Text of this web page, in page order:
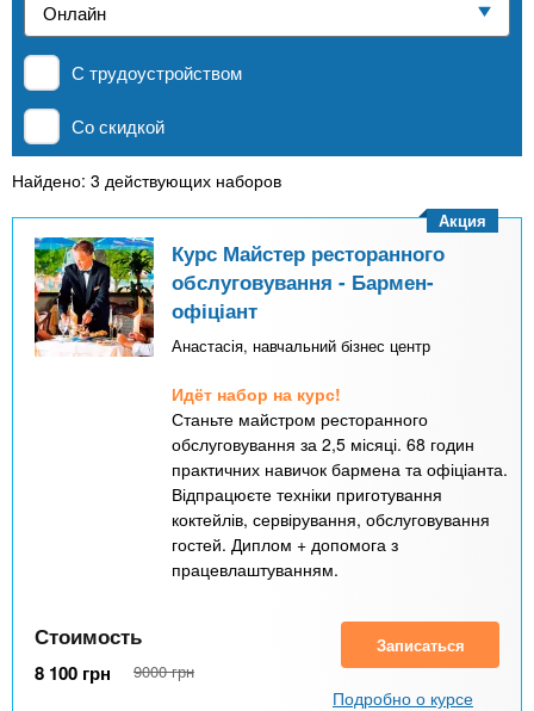
n
t
s
.
n
е
д
е
Частные школы
Онлайн курсы
За рубежом
С трудоустройством
Со скидкой
Найдено: 3 действующих наборов
Курс Майстер ресторанного
обслуговування - Бармен-
офіціант
Анастасія, навчальний бізнес центр
Идёт набор на курс!
Станьте майстром ресторанного
обслуговування за 2,5 місяці. 68 годин
практичних навичок бармена та офіціанта.
Відпрацюєте техніки приготування
коктейлів, сервірування, обслуговування
гостей. Диплом + допомога з
працевлаштуванням.
Акция
Стоимость
8 100 грн 9000 грн
Записаться
Подробно о курсе